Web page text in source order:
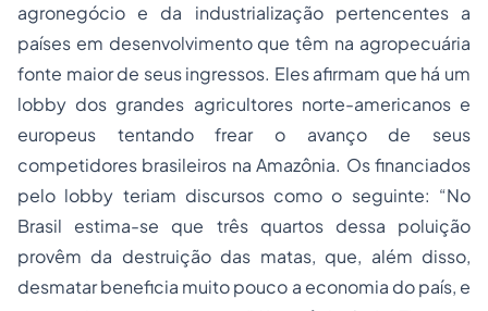
agronegócio e da industrialização pertencentes a
países em desenvolvimento que têm na agropecuária
fonte maior de seus ingressos. Eles afirmam que há um
lobby dos grandes agricultores norte-americanos e
europeus tentando frear o avanço de seus
competidores brasileiros na Amazônia. Os financiados
pelo lobby teriam discursos como o seguinte: “No
Brasil estima-se que três quartos dessa poluição
provêm da destruição das matas, que, além disso,
desmatar beneficia muito pouco a economia do país, e